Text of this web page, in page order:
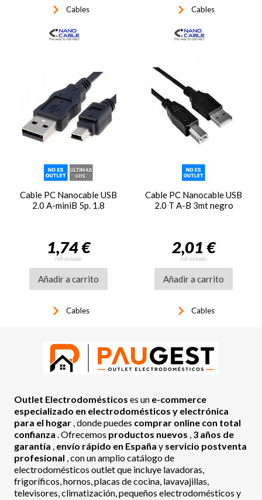
keyboard_arrow_right Cables keyboard_arrow_right Cables
Cable PC Nanocable USB
2.0 A-miniB 5p. 1.8
1,74 €
IVA incluido
Añadir a carrito
keyboard_arrow_right Cables
Cable PC Nanocable USB
2.0 T A-B 3mt negro
2,01 €
IVA incluido
Añadir a carrito
keyboard_arrow_right Cables
Outlet Electrodomésticos es un e-commerce
especializado en electrodomésticos y electrónica
para el hogar , donde puedes comprar online con total
confianza . Ofrecemos productos nuevos , 3 años de
garantía , envío rápido en España y servicio postventa
profesional , con un amplio catálogo de
electrodomésticos outlet que incluye lavadoras,
frigoríficos, hornos, placas de cocina, lavavajillas,
televisores, climatización, pequeños electrodomésticos y